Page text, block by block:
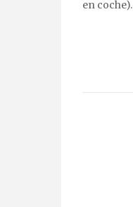
en coche).